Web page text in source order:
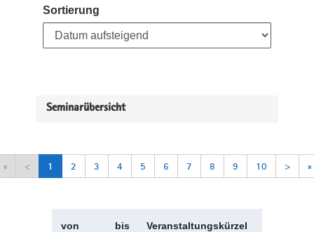
Sortierung
Seminarübersicht
« < 1 2 3 4 5 6 7 8 9 10 > »
von bis Veranstaltungskürzel